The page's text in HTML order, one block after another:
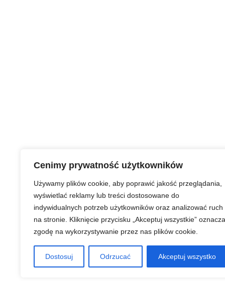
Cenimy prywatność użytkowników
Używamy plików cookie, aby poprawić jakość przeglądania,
wyświetlać reklamy lub treści dostosowane do
indywidualnych potrzeb użytkowników oraz analizować ruch
na stronie. Kliknięcie przycisku „Akceptuj wszystkie” oznacza
zgodę na wykorzystywanie przez nas plików cookie.
Dostosuj Odrzucać Akceptuj wszystko